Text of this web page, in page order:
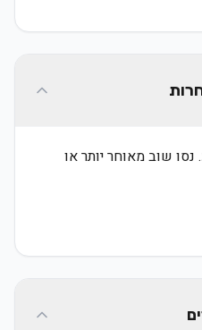
נסו שוב מאוחר יותר או